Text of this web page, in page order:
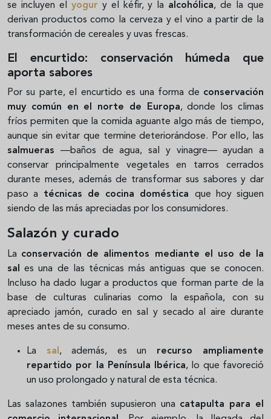
se incluyen el yogur y el kéfir, y la alcohólica, de la que
derivan productos como la cerveza y el vino a partir de la
transformación de cereales y uvas frescas.
El encurtido: conservación húmeda que
aporta sabores
Por su parte, el encurtido es una forma de conservación
muy común en el norte de Europa, donde los climas
fríos permiten que la comida aguante algo más de tiempo,
aunque sin evitar que termine deteriorándose. Por ello, las
salmueras —baños de agua, sal y vinagre— ayudan a
conservar principalmente vegetales en tarros cerrados
durante meses, además de transformar sus sabores y dar
paso a técnicas de cocina doméstica que hoy siguen
siendo de las más apreciadas por los consumidores.
Salazón y curado
La conservación de alimentos mediante el uso de la
sal es una de las técnicas más antiguas que se conocen.
Incluso ha dado lugar a productos que forman parte de la
base de culturas culinarias como la española, con su
apreciado jamón, curado en sal y secado al aire durante
meses antes de su consumo.
La sal, además, es un recurso ampliamente
repartido por la Península Ibérica, lo que favoreció
un uso prolongado y natural de esta técnica.
Las salazones también supusieron una catapulta para el